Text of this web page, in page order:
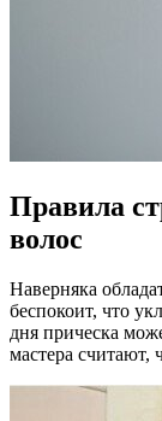
Правила
волос
Наверняка
беспокоит, что
дня прическа
мастера считают,